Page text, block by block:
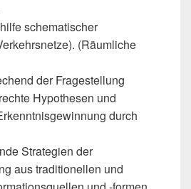
schematischer
(Räumliche
der Fragestellung
Hypothesen und
durch
Strategien der
aus traditionellen und